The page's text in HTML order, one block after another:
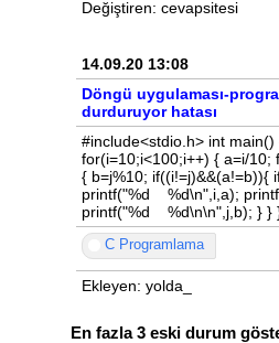
Değiştiren: cevapsitesi
14.09.20 13:08
Döngü uygulaması-
durduruyor hatası
#include<stdio.h> int main()
for(i=10;i<100;i++) { a=i/10;
{ b=j%10; if((i!=j)&&(a!=b)){
printf("%d %d\n",i,a);
printf("%d %d\n\n",j,b); }
C Programlama
Ekleyen: yolda_
En fazla 3 eski durum